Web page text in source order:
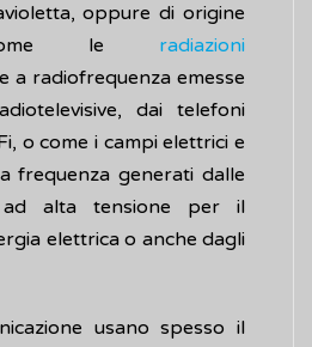
oppure di origine
come le radiazioni
a radiofrequenza emesse
dai telefoni
o come i campi elettrici e
frequenza generati dalle
ad alta tensione per il
elettrica o anche dagli
usano spesso il